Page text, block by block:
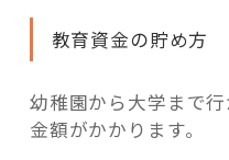
教育資金の貯め方
幼稚園から大学まで
金額がかかります。